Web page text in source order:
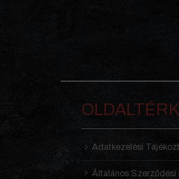
Adatkezelési
Általános Szerződési